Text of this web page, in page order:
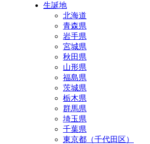
生誕地
北海道
青森県
岩手県
宮城県
秋田県
山形県
福島県
茨城県
栃木県
群馬県
埼玉県
千葉県
東京都（千代田区）